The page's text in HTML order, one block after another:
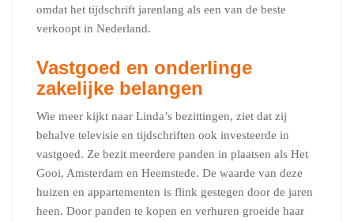
omdat het tijdschrift jarenlang als een van de beste
verkoopt in Nederland.
Vastgoed en onderlinge
zakelijke belangen
Wie meer kijkt naar Linda’s bezittingen, ziet dat zij
behalve televisie en tijdschriften ook investeerde in
vastgoed. Ze bezit meerdere panden in plaatsen als Het
Gooi, Amsterdam en Heemstede. De waarde van deze
huizen en appartementen is flink gestegen door de jaren
heen. Door panden te kopen en verhuren groeide haar